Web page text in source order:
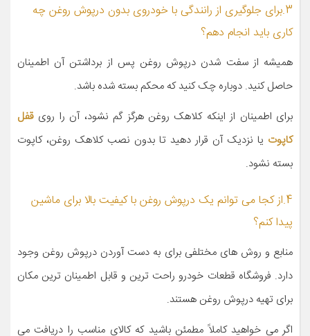
3.برای جلوگیری از رانندگی با خودروی بدون درپوش روغن چه
کاری باید انجام دهم؟
همیشه از سفت شدن درپوش روغن پس از برداشتن آن اطمینان
حاصل کنید. دوباره چک کنید که محکم بسته شده باشد.
برای اطمینان از اینکه کلاهک روغن هرگز گم نشود، آن را روی قفل
کاپوت یا نزدیک آن قرار دهید تا بدون نصب کلاهک روغن، کاپوت
بسته نشود.
4.از کجا می توانم یک درپوش روغن با کیفیت بالا برای ماشین
پیدا کنم؟
منابع و روش های مختلفی برای به دست آوردن درپوش روغن وجود
دارد. فروشگاه قطعات خودرو راحت ترین و قابل اطمینان ترین مکان
برای تهیه درپوش روغن هستند.
اگر می خواهید کاملاً مطمئن باشید که کالای مناسب را دریافت می